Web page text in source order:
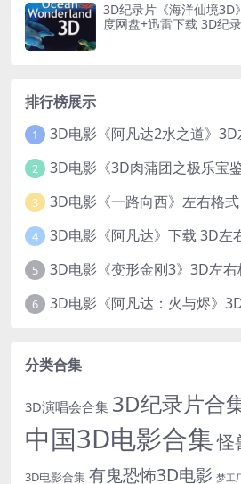
3D纪录片《海洋仙境3D
度网盘+迅雷下载 3D纪
排行榜展示
1
2
3 3D电影《一路向西》左右格
4
5
6
分类合集
3D演唱会合集 3D纪录片合
中国3D电影合集怪
3D电影合集 有鬼恐怖3D电影 梦工